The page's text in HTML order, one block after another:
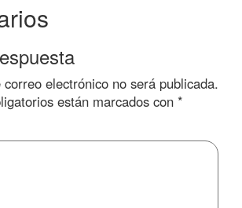
correo electrónico no será publicada.
están marcados con *